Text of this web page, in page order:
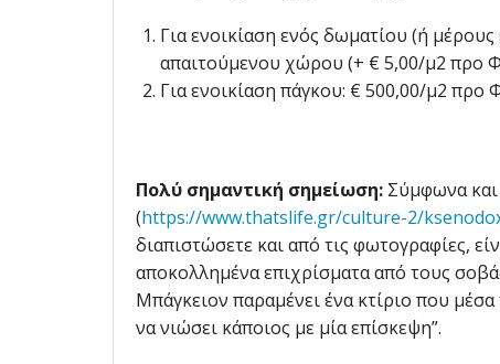
Για ενοικίαση ενός δωματίου (ή
απαιτούμενου χώρου (+ € 5,00/μ2 προ
Για ενοικίαση πάγκου: € 500,00/μ2 προ
Πολύ σημαντική σημείωση: Σύμφωνα
(https://www.thatslife.gr/culture-2/
διαπιστώσετε και από τις φωτογραφίες,
αποκολλημένα επιχρίσματα από τους
Μπάγκειον παραμένει ένα κτίριο που
να νιώσει κάποιος με μία επίσκεψη”.